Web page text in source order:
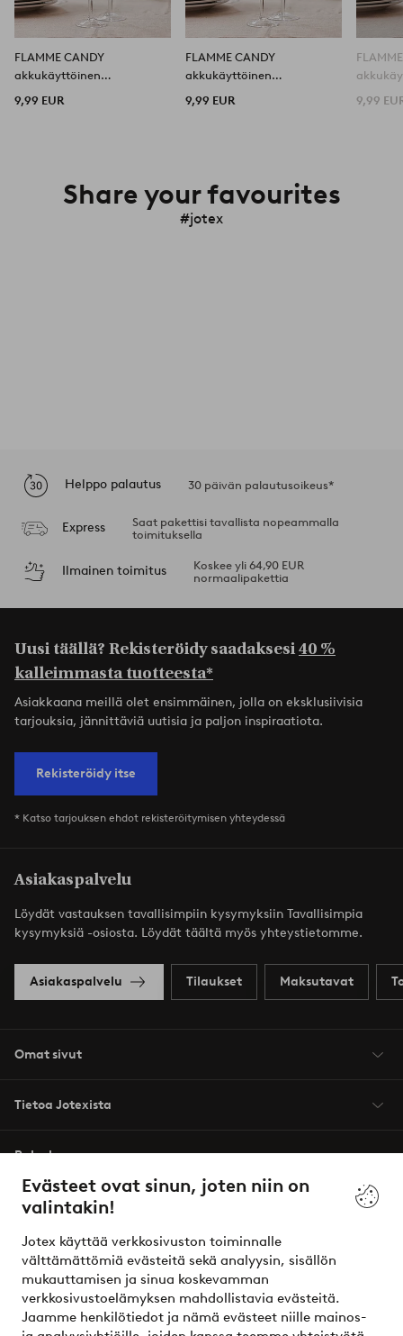
Evästeet ovat sinun, joten niin on
valintakin!
Jotex käyttää verkkosivuston toiminnalle
välttämättömiä evästeitä sekä analyysin, sisällön
mukauttamisen ja sinua koskevamman
verkkosivustoelämyksen mahdollistavia evästeitä.
Jaamme henkilötiedot ja nämä evästeet niille mainos-
FLAMME CANDY
akkukäyttöinen
9,99 EUR
FLAMME CANDY
akkukäyttöinen
9,99 EUR 9,99
Share your favourites
#jotex
Helppo palautus 30 päivän palautusoikeus*
Express
Saat pakettisi tavallista nopeammalla
toimituksella
Ilmainen toimitus
Koskee yli 64,90 EUR
normaalipakettia
Uusi täällä? Rekisteröidy saadaksesi40 %
kalleimmasta tuotteesta*
Asiakkaana meillä olet ensimmäinen, jolla on eksklusiivisia
tarjouksia, jännittäviä uutisia ja paljon inspiraatiota.
Rekisteröidy itse
* Katso tarjouksen ehdot rekisteröitymisen yhteydessä
Asiakaspalvelu
Löydät vastauksen tavallisimpiin kysymyksiin Tavallisimpia
kysymyksiä -osiosta. Löydät täältä myös yhteystietomme.
Asiakaspalvelu Tilaukset Maksutavat
Omat sivut
Tietoa Jotexista
Palvelumme
Ehdot
Ystävät